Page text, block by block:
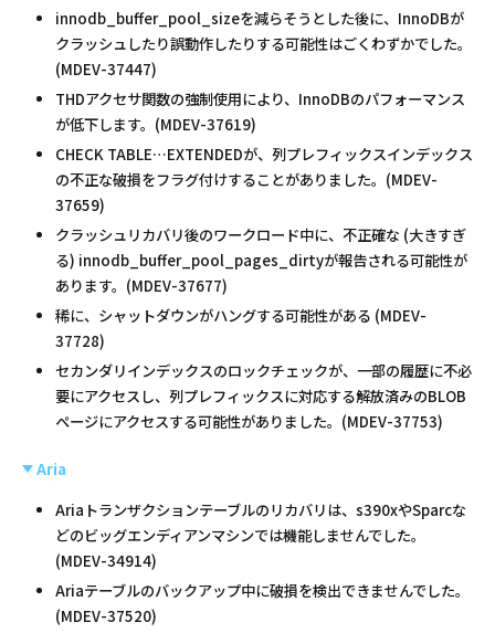
innodb_buffer_pool_sizeを減らそうとした後に、InnoDBが
クラッシュしたり誤動作したりする可能性はごくわずかでした。
(MDEV-37447)
THDアクセサ関数の強制使用により、InnoDBのパフォーマンス
が低下します。(MDEV-37619)
CHECK TABLE…EXTENDEDが、列プレフィックスインデックス
の不正な破損をフラグ付けすることがありました。(MDEV-
37659)
クラッシュリカバリ後のワークロード中に、不正確な (大きすぎ
る) innodb_buffer_pool_pages_dirtyが報告される可能性が
あります。(MDEV-37677)
稀に、シャットダウンがハングする可能性がある (MDEV-
37728)
セカンダリインデックスのロックチェックが、一部の履歴に不必
要にアクセスし、列プレフィックスに対応する解放済みのBLOB
ページにアクセスする可能性がありました。(MDEV-37753)
Aria
Ariaトランザクションテーブルのリカバリは、s390xやSparcな
どのビッグエンディアンマシンでは機能しませんでした。
(MDEV-34914)
Ariaテーブルのバックアップ中に破損を検出できませんでした。
(MDEV-37520)